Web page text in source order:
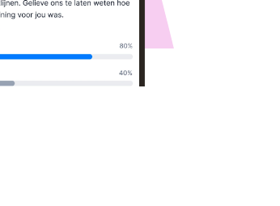
Bekijk alle berichten